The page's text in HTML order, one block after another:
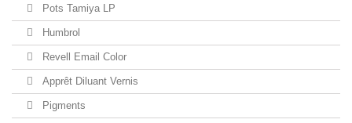
Pots Tamiya LP
Humbrol
Revell Email Color
Apprêt Diluant Vernis
Pigments